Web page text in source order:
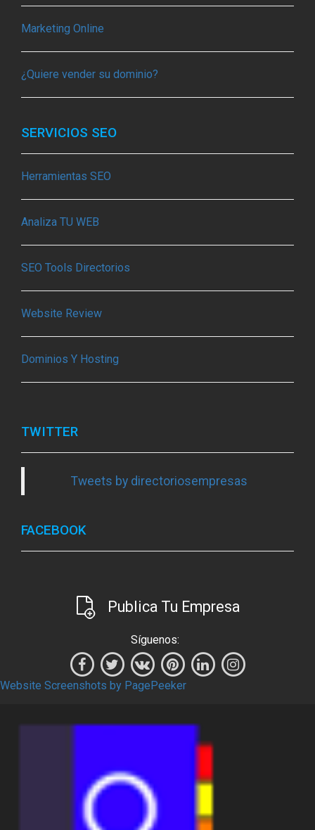
Marketing Online
¿Quiere vender su dominio?
SERVICIOS SEO
Herramientas SEO
Analiza TU WEB
SEO Tools Directorios
Website Review
Dominios Y Hosting
TWITTER
Tweets by directoriosempresas
FACEBOOK
Publica Tu Empresa
Síguenos:
Website Screenshots by PagePeeker